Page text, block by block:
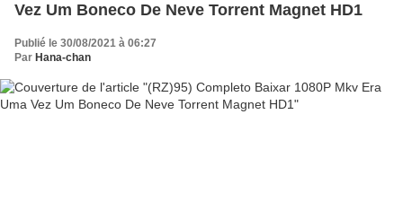
Vez Um Boneco De Neve Torrent Magnet HD1
Publié le 30/08/2021 à 06:27
Par Hana-chan